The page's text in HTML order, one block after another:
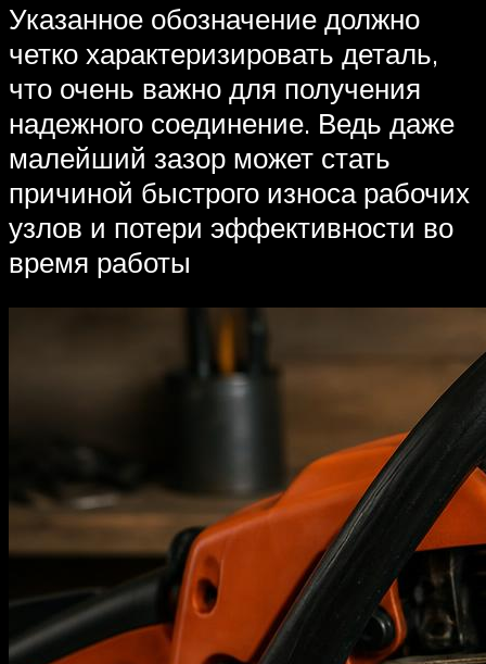
Указанное обозначение должно
четко характеризировать деталь,
что очень важно для получения
надежного соединение. Ведь даже
малейший зазор может стать
причиной быстрого износа рабочих
узлов и потери эффективности во
время работы